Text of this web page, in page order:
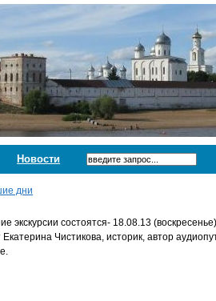
Новости
дни
экскурсии состоятся- 18.08.13
Екатерина Чистикова, историк, автор